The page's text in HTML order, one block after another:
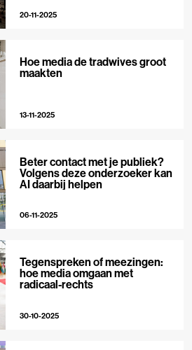
20-11-2025
Hoe media de tradwives groot
maakten
13-11-2025
Beter contact met je publiek?
Volgens deze onderzoeker kan
AI daarbij helpen
06-11-2025
Tegenspreken of meezingen:
hoe media omgaan met
radicaal-rechts
30-10-2025